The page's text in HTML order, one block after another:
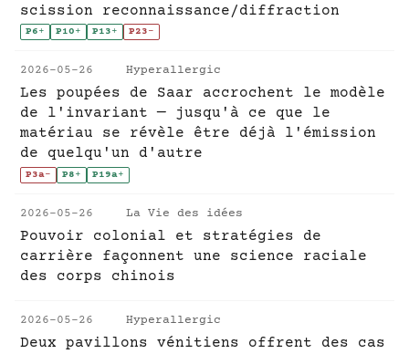
scission reconnaissance/diffraction
P6+ P10+ P13+ P23-
2026-05-26 Hyperallergic
Les poupées de Saar accrochent le modèle
de l'invariant — jusqu'à ce que le
matériau se révèle être déjà l'émission
de quelqu'un d'autre
P3a- P8+ P19a+
2026-05-26 La Vie des idées
Pouvoir colonial et stratégies de
carrière façonnent une science raciale
des corps chinois
2026-05-26 Hyperallergic
Deux pavillons vénitiens offrent des cas